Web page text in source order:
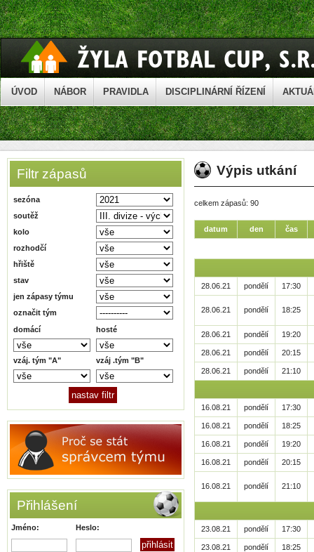
ÚVOD NÁBOR PRAVIDLA DISCIPLINÁRNÍ ŘÍZENÍ
Filtr zápasů
sezóna
soutěž
kolo
rozhodčí
hřiště
stav
jen zápasy týmu
označit tým
domácí
hosté
vzáj. tým "A" vzáj .tým "B"
Přihlášení
Jméno: Heslo:
Výpis utkání
celkem zápasů: 90
datum den čas
28.06.21 pondělí 17:30
28.06.21 pondělí 18:25
28.06.21 pondělí 19:20
28.06.21 pondělí 20:15
28.06.21 pondělí 21:10
16.08.21 pondělí 17:30
16.08.21 pondělí 18:25
16.08.21 pondělí 19:20
16.08.21 pondělí 20:15
16.08.21 pondělí 21:10
23.08.21 pondělí 17:30
23.08.21 pondělí 18:25